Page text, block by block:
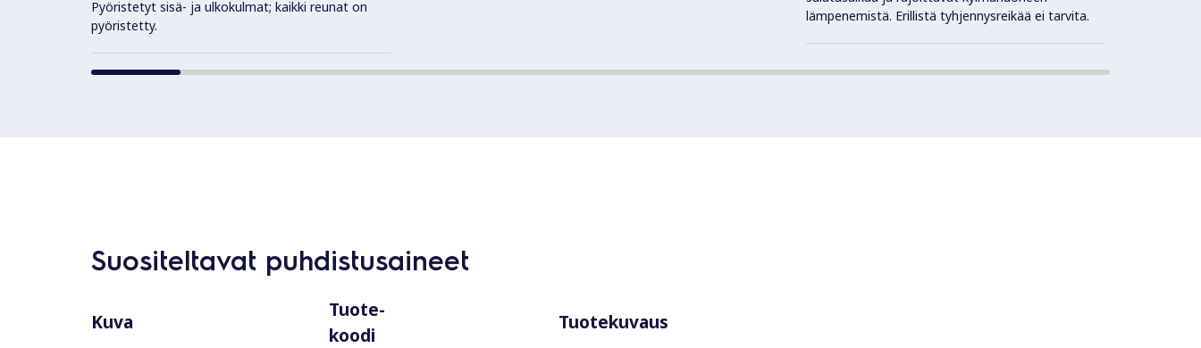
Pyöristetyt sisä- ja ulkokulmat; kaikki reunat on
pyöristetty.
lämpenemistä. Erillistä tyhjennysreikää ei tarvita.
Suositeltavat puhdistusaineet
Kuva
Tuote-
koodi
Tuotekuvaus